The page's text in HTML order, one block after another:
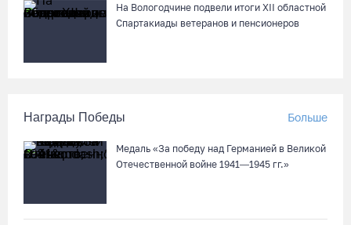
На Вологодчине подвели итоги XII областной
Спартакиады ветеранов и пенсионеров
Награды Победы Больше
Медаль «За победу над Германией в Великой
Отечественной войне 1941—1945 гг.»